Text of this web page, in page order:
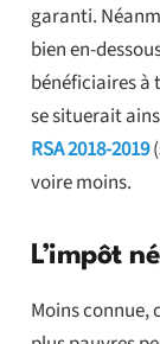
garanti.
bien en-
bénéficiaires à
se situerait
RSA 2018-2019
voire moins.
L’impôt
Moins connue,